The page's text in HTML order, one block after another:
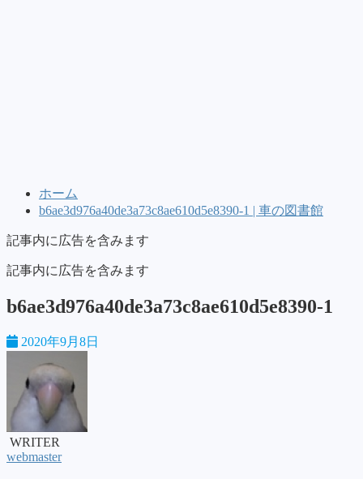
ホーム
b6ae3d976a40de3a73c8ae610d5e8390-1 | 車の図書館
記事内に広告を含みます
記事内に広告を含みます
b6ae3d976a40de3a73c8ae610d5e8390-1
2020年9月8日
WRITER
webmaster